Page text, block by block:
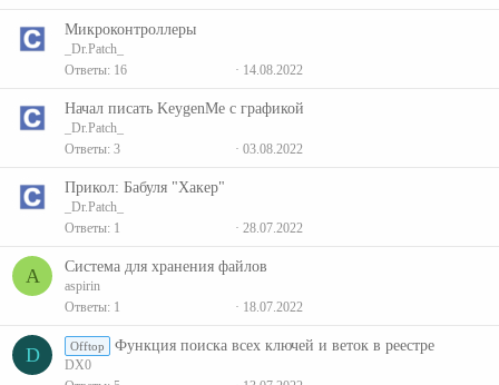
Микроконтроллеры
_Dr.Patch_
Ответы 16 14.08.2022
Начал писать KeygenMe с графикой
_Dr.Patch_
Ответы 3 03.08.2022
Прикол: Бабуля "Хакер"
_Dr.Patch_
Ответы 1 28.07.2022
A Система для хранения файлов
aspirin
Ответы 1 18.07.2022
D Offtop Функция поиска всех ключей и веток в реестре
DX0